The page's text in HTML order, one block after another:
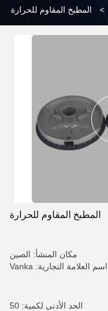
> المطبخ المقاوم للحرارة
المطبخ المقاوم للحرارة
مكان المنشأ: الصين
اسم العلامة التجارية: Vanka
الحد الأدنى لكمية: 50